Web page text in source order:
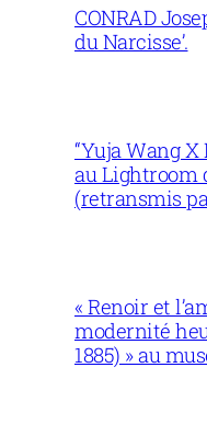
CONRAD
du Narcisse’.
“Yuja Wang X
au Lightroom
(retransmis
« Renoir et
modernité
1885) » au